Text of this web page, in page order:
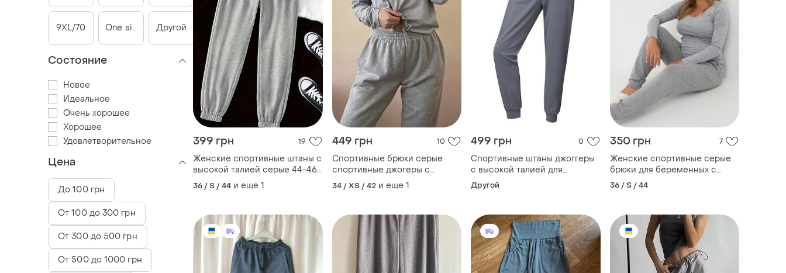
399 грн 19
Женские спортивные штаны с
высокой талией серые 44-46
р. 165-170 рост
36 / S / 44 и еще 1
449 грн 10
Спортивные брюки серые
спортивные джогеры с
высокой талией стильные
базовые
34 / XS / 42 и еще 1
499 грн 0
Спортивные штаны джоггеры
с высокой талией для
женщины crivit lycra® 438921
xs серый
Другой
350 грн 7
Женские спортивные серые
брюки для беременных с
завышенной с высокой
талией на манжете домашние
36 / S / 44
9XL/70 One size Другой
Состояние
Новое
Идеальное
Очень хорошее
Хорошее
Удовлетворительное
Цена
До 100 грн
От 100 до 300 грн
От 300 до 500 грн
От 500 до 1000 грн